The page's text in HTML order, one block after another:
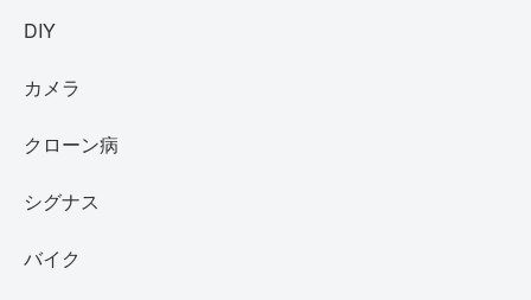
DIY
カメラ
クローン病
シグナス
バイク